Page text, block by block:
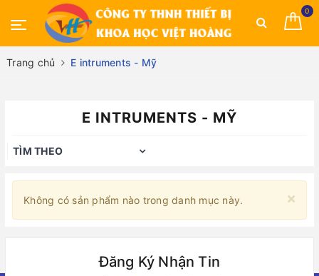
0
Trang chủ E intruments - Mỹ
E INTRUMENTS - MỸ
TÌM THEO
×
Không có sản phẩm nào trong danh mục này.
Đăng Ký Nhận Tin